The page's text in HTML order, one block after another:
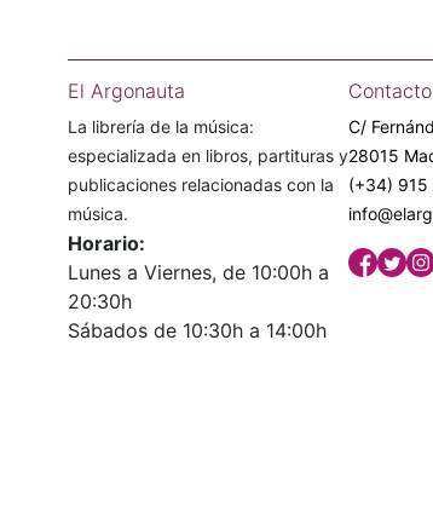
El Argonauta
La librería de la música:
especializada en libros, partituras y
publicaciones relacionadas con la
música.
Horario:
Lunes a Viernes, de 10:00h a
20:30h
Sábados de 10:30h a 14:00h
Contacto
C/
28015
(+34) 915